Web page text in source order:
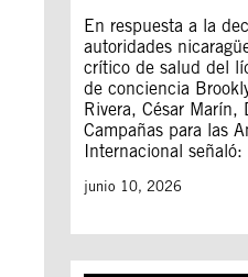
En respuesta a la
autoridades
crítico de salud del
de conciencia
Rivera, César Marín,
Campañas para las
Internacional señaló:
junio 10, 2026